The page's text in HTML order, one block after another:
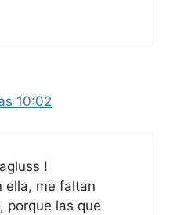
10:02
!
ella, me faltan
porque las que